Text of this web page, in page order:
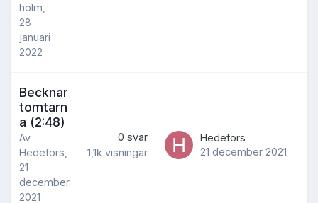
holm,
28
januari
2022
Becknar
tomtarn
a (2:48)
Av
Hedefors,
21
december
2021
0 svar
1,1k visningar
Hedefors
21 december 2021